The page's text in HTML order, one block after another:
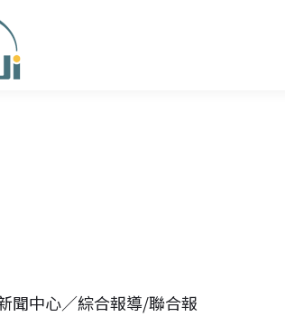
聞中心∕綜合報導/聯合報